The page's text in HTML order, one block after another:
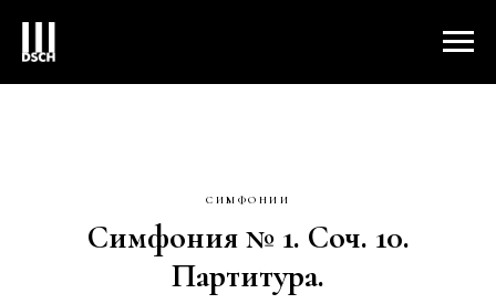
СИМФОНИИ
Симфония № 1. Соч. 10.
Партитура.